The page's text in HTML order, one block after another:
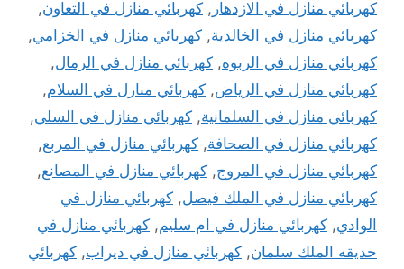
كهربائي منازل في الازدهار , كهربائي منازل في التعاون,
كهربائي منازل في الخالدية, كهربائي منازل في الخزامي,
كهربائي منازل في الربوه, كهربائي منازل في الرمال,
كهربائي منازل في الرياض, كهربائي منازل في السلام,
كهربائي منازل في السلمانية, كهربائي منازل في السلي,
كهربائي منازل في الصحافة, كهربائي منازل في المربع,
كهربائي منازل في المروج, كهربائي منازل في المصانع,
كهربائي منازل في الملك فيصل, كهربائي منازل في
الوادي, كهربائي منازل في ام سليم, كهربائي منازل في
حديقه الملك سلمان, كهربائي منازل في ديراب, كهربائي